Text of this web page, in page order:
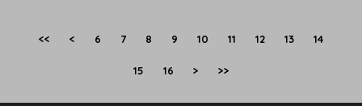
<< < 6 7 8 9 10 11 12 13 14
15 16 > >>